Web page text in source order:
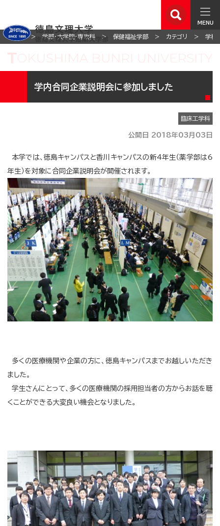
MENU
ホーム 学部・大学院・専攻科 保健福祉学部 カテゴリ 学科
学内合同企業説明会に参加しました
臨床工学科
公開日 2018年03月03日
本学では、徳島キャンパスと香川キャンパスの新4年生（薬学部は6
年生）を対象に合同企業説明会が開催されます。
多くの医療機関や企業の方に、徳島キャンパスまでお越しいただき
ました。
学生さんにとって、多くの医療機関の採用担当者の方からお話を聴
くことができる大変良い機会となりました。